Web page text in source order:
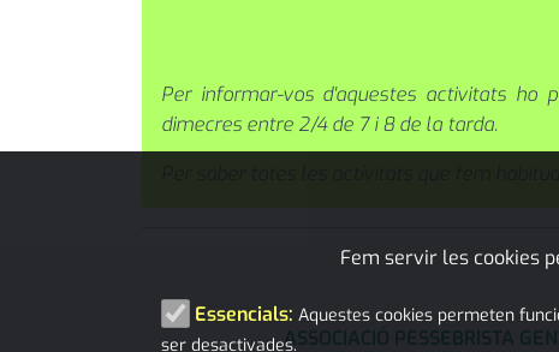
Per informar-vos d'aquestes activitats ho
dimecres entre 2/4 de 7 i 8 de la tarda.
ASSOCIACIÓ PESSEBRISTA
Fem servir les cookies
Essencials: Aquestes cookies permeten
ser desactivades.